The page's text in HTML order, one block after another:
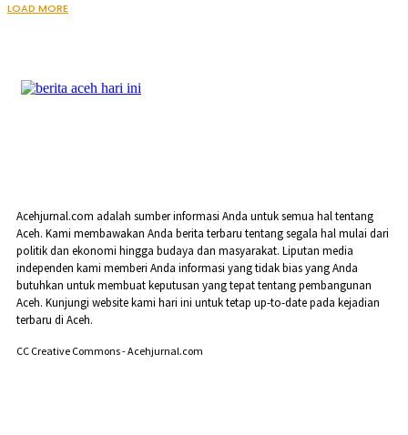
LOAD MORE
Acehjurnal.com adalah sumber informasi Anda untuk semua hal tentang
Aceh. Kami membawakan Anda berita terbaru tentang segala hal mulai dari
politik dan ekonomi hingga budaya dan masyarakat. Liputan media
independen kami memberi Anda informasi yang tidak bias yang Anda
butuhkan untuk membuat keputusan yang tepat tentang pembangunan
Aceh. Kunjungi website kami hari ini untuk tetap up-to-date pada kejadian
terbaru di Aceh.
CC Creative Commons - Acehjurnal.com